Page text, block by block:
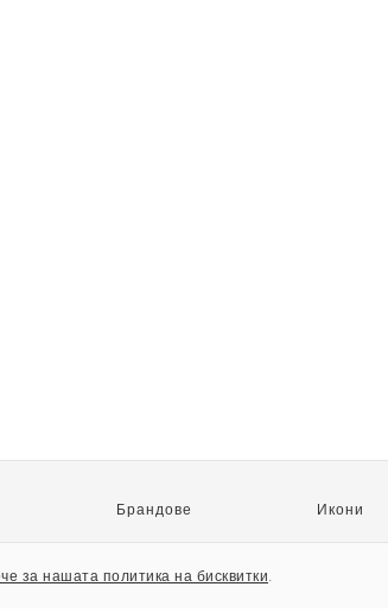
за нашата политика на бисквитки
Брандове
Jordan
Икони